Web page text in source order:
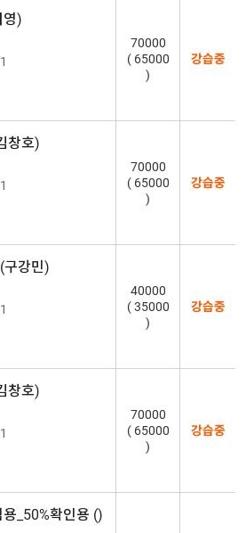
영)
70000
( 65000
)
강습중
창호)
70000
( 65000
)
강습중
구강민)
40000
( 35000
)
강습중
창호)
70000
( 65000
)
강습중
_50%확인용 ()